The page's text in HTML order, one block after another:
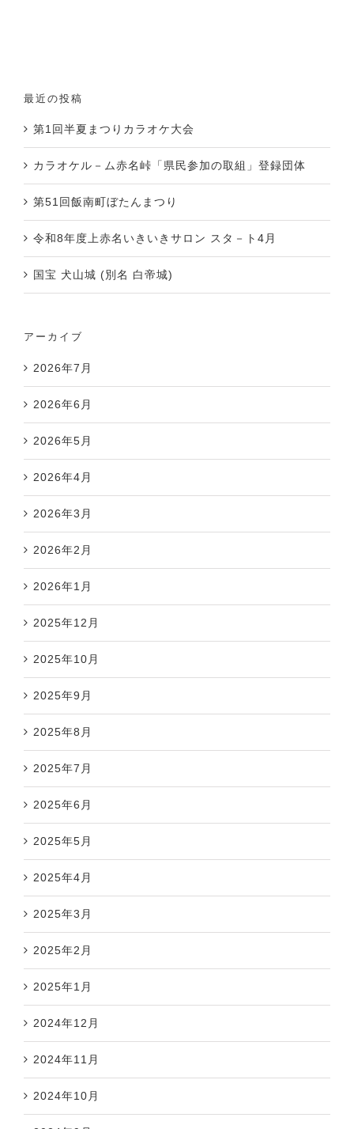
最近の投稿
第1回半夏まつりカラオケ大会
カラオケル－ム赤名峠「県民参加の取組」登録団体
第51回飯南町ぼたんまつり
令和8年度上赤名いきいきサロン スタ－ト4月
国宝 犬山城 (別名 白帝城)
アーカイブ
2026年7月
2026年6月
2026年5月
2026年4月
2026年3月
2026年2月
2026年1月
2025年12月
2025年10月
2025年9月
2025年8月
2025年7月
2025年6月
2025年5月
2025年4月
2025年3月
2025年2月
2025年1月
2024年12月
2024年11月
2024年10月